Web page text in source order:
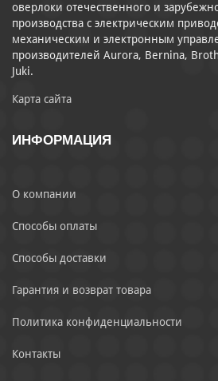
оверлоки отечественного и
производства с электрическим
механическим и электронным
производителей Aurora, Bernina,
Juki.
Карта сайта
ИНФОРМАЦИЯ
О компании
Способы оплаты
Способы доставки
Гарантия и возврат товара
Политика конфиденциальности
Контакты